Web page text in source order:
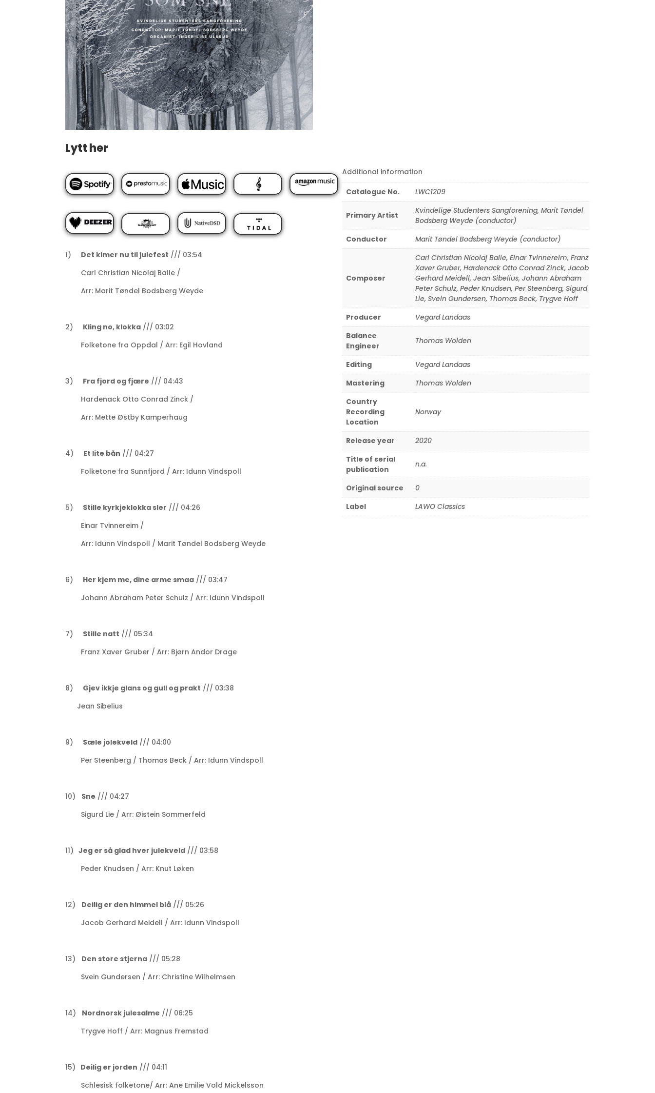
Lytt her
1) Det kimer nu til julefest /// 03:54
Carl Christian Nicolaj Balle /
Arr: Marit Tøndel Bodsberg Weyde
2) Kling no, klokka /// 03:02
Folketone fra Oppdal / Arr: Egil Hovland
3) Fra fjord og fjære /// 04:43
Hardenack Otto Conrad Zinck /
Arr: Mette Østby Kamperhaug
4) Et lite bån /// 04:27
Folketone fra Sunnfjord / Arr: Idunn Vindspoll
5) Stille kyrkjeklokka sler /// 04:26
Einar Tvinnereim /
Arr: Idunn Vindspoll / Marit Tøndel Bodsberg Weyde
6) Her kjem me, dine arme smaa /// 03:47
Johann Abraham Peter Schulz / Arr: Idunn Vindspoll
7) Stille natt /// 05:34
Franz Xaver Gruber / Arr: Bjørn Andor Drage
8) Gjev ikkje glans og gull og prakt /// 03:38
Jean Sibelius
9) Sæle jolekveld /// 04:00
Per Steenberg / Thomas Beck / Arr: Idunn Vindspoll
10) Sne /// 04:27
Sigurd Lie / Arr: Øistein Sommerfeld
11) Jeg er så glad hver julekveld /// 03:58
Peder Knudsen / Arr: Knut Løken
12) Deilig er den himmel blå /// 05:26
Jacob Gerhard Meidell / Arr: Idunn Vindspoll
13) Den store stjerna /// 05:28
Svein Gundersen / Arr: Christine Wilhelmsen
14) Nordnorsk julesalme /// 06:25
Trygve Hoff / Arr: Magnus Fremstad
15) Deilig er jorden /// 04:11
Schlesisk folketone/ Arr: Ane Emilie Vold Mickelsson
Additional information
Catalogue No. LWC1209
Primary Artist Kvindelige Studenters Sangforening, Marit Tøndel
Bodsberg Weyde (conductor)
Conductor
Marit Tøndel Bodsberg Weyde (conductor)
Composer
Carl Christian Nicolaj Balle, Einar Tvinnereim, Franz
Xaver Gruber, Hardenack Otto Conrad Zinck, Jacob
Gerhard Meidell, Jean Sibelius, Johann Abraham
Peter Schulz, Peder Knudsen, Per Steenberg, Sigurd
Lie, Svein Gundersen, Thomas Beck, Trygve Hoff
Producer
Vegard Landaas
Balance
Engineer
Thomas Wolden
Editing
Vegard Landaas
Mastering
Thomas Wolden
Country
Recording
Location
Norway
Release year
2020
Title of serial
publication
n.a.
Original source
0
Label
LAWO Classics